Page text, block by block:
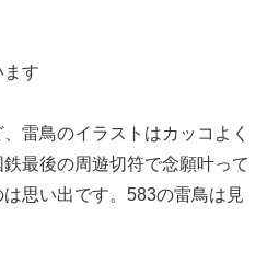
ます
雷鳥のイラストはカッコよく
最後の周遊切符で念願叶って
思い出です。583の雷鳥は見